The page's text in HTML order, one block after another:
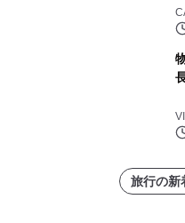
旅行の新